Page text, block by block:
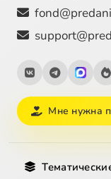
Мне нужна